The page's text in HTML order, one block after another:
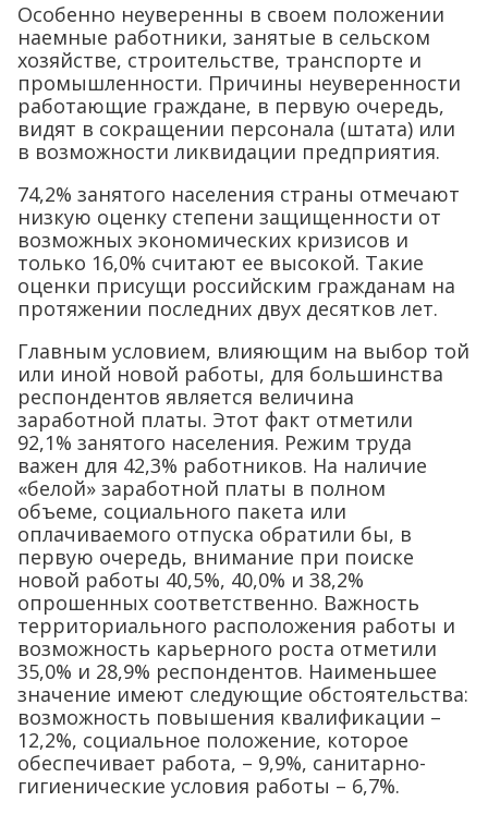
Особенно неуверенны в своем положении
наемные работники, занятые в сельском
хозяйстве, строительстве, транспорте и
промышленности. Причины неуверенности
работающие граждане, в первую очередь,
видят в сокращении персонала (штата) или
в возможности ликвидации предприятия.
74,2% занятого населения страны отмечают
низкую оценку степени защищенности от
возможных экономических кризисов и
только 16,0% считают ее высокой. Такие
оценки присущи российским гражданам на
протяжении последних двух десятков лет.
Главным условием, влияющим на выбор той
или иной новой работы, для большинства
респондентов является величина
заработной платы. Этот факт отметили
92,1% занятого населения. Режим труда
важен для 42,3% работников. На наличие
«белой» заработной платы в полном
объеме, социального пакета или
оплачиваемого отпуска обратили бы, в
первую очередь, внимание при поиске
новой работы 40,5%, 40,0% и 38,2%
опрошенных соответственно. Важность
территориального расположения работы и
возможность карьерного роста отметили
35,0% и 28,9% респондентов. Наименьшее
значение имеют следующие обстоятельства:
возможность повышения квалификации –
12,2%, социальное положение, которое
обеспечивает работа, – 9,9%, санитарно-
гигиенические условия работы – 6,7%.